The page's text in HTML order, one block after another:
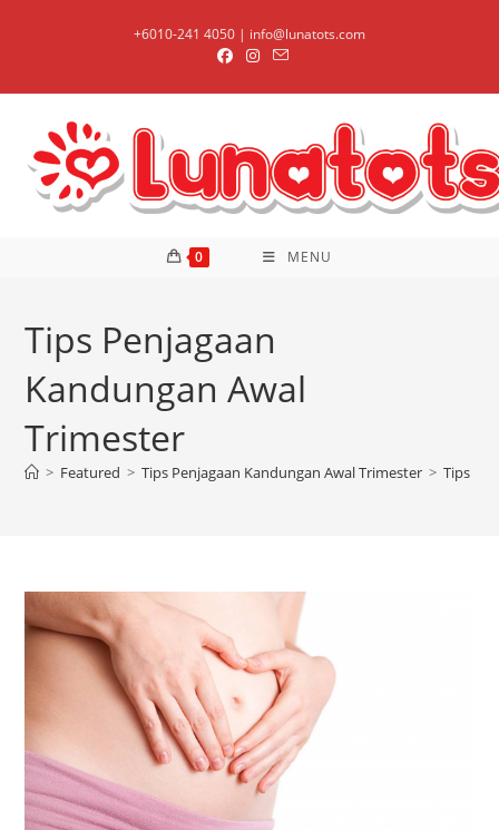
+6010-241 4050 | info@lunatots.com
0 MENU
Tips Penjagaan
Kandungan Awal
Trimester
> Featured > Tips Penjagaan Kandungan Awal Trimester > Tips